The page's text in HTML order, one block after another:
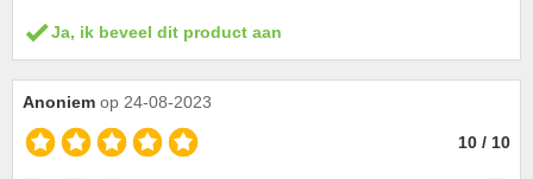
Ja, ik beveel dit product aan
Anoniem op 24-08-2023
10 / 10